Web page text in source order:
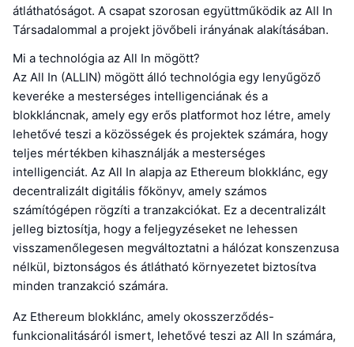
átláthatóságot. A csapat szorosan együttműködik az All In
Társadalommal a projekt jövőbeli irányának alakításában.
Mi a technológia az All In mögött?
Az All In (ALLIN) mögött álló technológia egy lenyűgöző
keveréke a mesterséges intelligenciának és a
blokkláncnak, amely egy erős platformot hoz létre, amely
lehetővé teszi a közösségek és projektek számára, hogy
teljes mértékben kihasználják a mesterséges
intelligenciát. Az All In alapja az Ethereum blokklánc, egy
decentralizált digitális főkönyv, amely számos
számítógépen rögzíti a tranzakciókat. Ez a decentralizált
jelleg biztosítja, hogy a feljegyzéseket ne lehessen
visszamenőlegesen megváltoztatni a hálózat konszenzusa
nélkül, biztonságos és átlátható környezetet biztosítva
minden tranzakció számára.
Az Ethereum blokklánc, amely okosszerződés-
funkcionalitásáról ismert, lehetővé teszi az All In számára,